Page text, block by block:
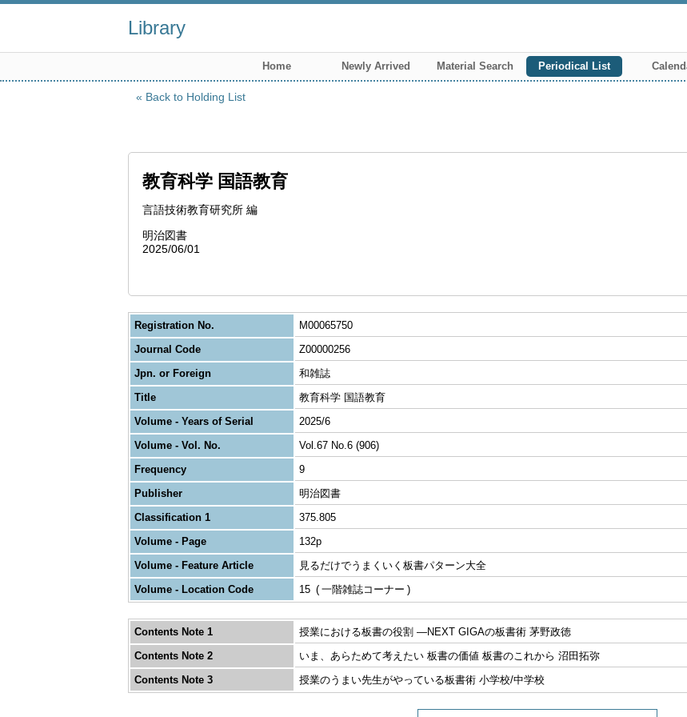
Library
Home Newly Arrived Material Search Periodical List
Back to Holding List
教育科学 国語教育
言語技術教育研究所 編
明治図書
2025/06/01
Registration No.
M00065750
Journal Code
Z00000256
Jpn. or Foreign
和雑誌
Title
教育科学 国語教育
Volume - Years of Serial
2025/6
Volume - Vol. No.
Vol.67 No.6 (906)
Frequency
9
Publisher
明治図書
Classification 1
375.805
Volume - Page
132p
Volume - Feature Article
見るだけでうまくいく板書パターン大全
Volume - Location Code
15 一階雑誌コーナー
Contents Note 1
授業における板書の役割 ―NEXT GIGAの板書術 茅野政徳
Contents Note 2
いま、あらためて考えたい 板書の価値 板書のこれから 沼田拓弥
Contents Note 3
授業のうまい先生がやっている板書術 小学校/中学校